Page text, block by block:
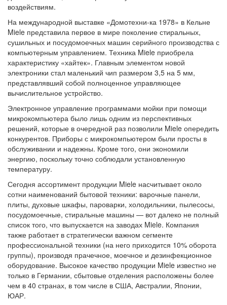
воздействиям.
На международной выставке «Домотехни-ка 1978» в Кельне
Miele представила первое в мире поколение стиральных,
сушильных и посудомоечных машин серийного производства с
компьютерным управлением. Техника Miele приобрела
характеристику «хайтек». Главным элементом новой
электроники стал маленький чип размером 3,5 на 5 мм,
представлявший собой полноценное управляющее
вычислительное устройство.
Электронное управление программами мойки при помощи
микрокомпьютера было лишь одним из перспективных
решений, которые в очередной раз позволили Miele опередить
конкурентов. Приборы с микрокомпьютером были просты в
обслуживании и надежны. Кроме того, они экономили
энергию, поскольку точно соблюдали установленную
температуру.
Сегодня ассортимент продукции Miele насчитывает около
сотни наименований бытовой техники: варочные панели,
плиты, духовые шкафы, пароварки, холодильники, пылесосы,
посудомоечные, стиральные машины — вот далеко не полный
список того, что выпускается на заводах Miele. Компания
также работает в стратегически важном сегменте
профессиональной техники (на него приходится 10% оборота
группы), производя прачечное, моечное и дезинфекционное
оборудование. Высокое качество продукции Miele известно не
только в Германии, сбытовые отделения расположены более
чем в 40 странах, в том числе в США, Австралии, Японии,
ЮАР.